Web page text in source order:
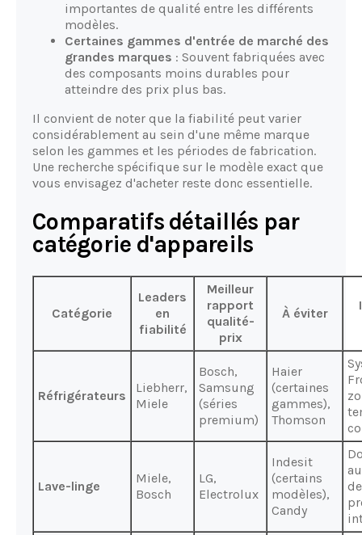
importantes de qualité entre les différents
modèles.
Certaines gammes d'entrée de marché des
grandes marques : Souvent fabriquées avec
des composants moins durables pour
atteindre des prix plus bas.
Il convient de noter que la fiabilité peut varier
considérablement au sein d'une même marque
selon les gammes et les périodes de fabrication.
Une recherche spécifique sur le modèle exact que
vous envisagez d'acheter reste donc essentielle.
Comparatifs détaillés par
catégorie d'appareils
Catégorie
Leaders
en
fiabilité
Meilleur
rapport
qualité-
prix
À éviter
Réfrigérateurs
Liebherr,
Miele
Bosch,
Samsung
(séries
premium)
Haier
(certaines
gammes),
Thomson
Lave-linge
Miele,
Bosch
LG,
Electrolux
Indesit
(certains
modèles),
Candy